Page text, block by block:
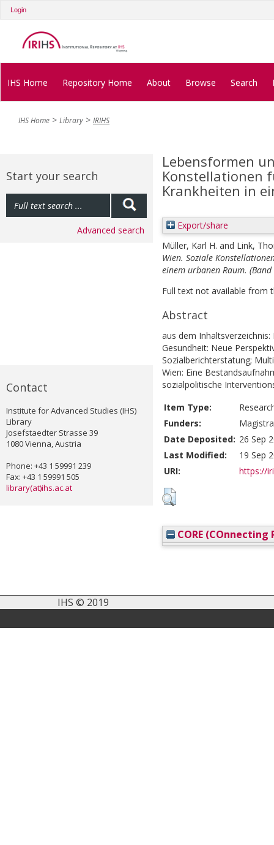
Login
IHS Home Repository Home About Browse Search
IHS Home Library IRIHS
Start your search
Advanced search
Contact
Institute for Advanced Studies (IHS)
Library
Josefstaedter Strasse 39
1080 Vienna, Austria
Phone: +43 1 59991 239
Fax: +43 1 59991 505
library(at)ihs.ac.at
Lebensformen
Konstellationen
Krankheiten in
Export/share
Müller, Karl H. and Link,
Wien. Soziale
einem urbanen Raum. (Band
Full text not available from
Abstract
aus dem
Gesundheit: Neue
Sozialberichterstatung;
Wien: Eine
sozialpolitische
Item Type:
Funders:
Date Deposited: 26 Sep
Last Modified:
19 Sep
URI:
https://
CORE (COnnecting
IHS © 2019